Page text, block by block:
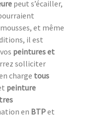
peut s’écailler,
mousses, et même
il est
peintures et
solliciter
charge tous
peinture
en BTPet